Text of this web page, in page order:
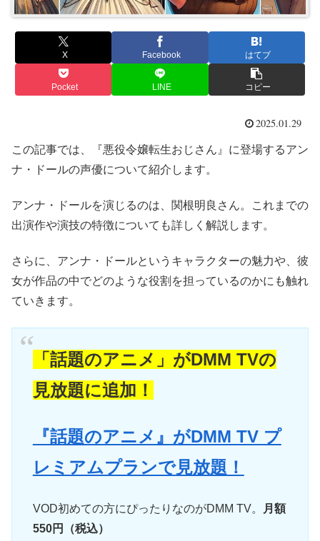
X Facebook はてブ
Pocket LINE コピー
2025.01.29
この記事では、『悪役令嬢転生おじさん』に登場するアン
ナ・ドールの声優について紹介します。
アンナ・ドールを演じるのは、関根明良さん。これまでの
出演作や演技の特徴についても詳しく解説します。
さらに、アンナ・ドールというキャラクターの魅力や、彼
女が作品の中でどのような役割を担っているのかにも触れ
ていきます。
「話題のアニメ」がDMM TVの
見放題に追加！
『話題のアニメ』がDMM TV プ
レミアムプランで見放題！
VOD初めての方にぴったりなのがDMM TV。
月額
550円（税込）